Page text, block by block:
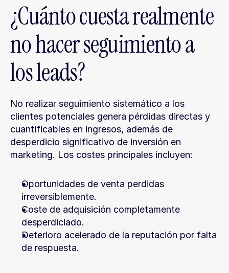
¿Cuánto cuesta realmente
no hacer seguimiento a
los leads?
No realizar seguimiento sistemático a los
clientes potenciales genera pérdidas directas y
cuantificables en ingresos, además de
desperdicio significativo de inversión en
marketing. Los costes principales incluyen:
Oportunidades de venta perdidas
irreversiblemente.
Coste de adquisición completamente
desperdiciado.
Deterioro acelerado de la reputación por falta
de respuesta.